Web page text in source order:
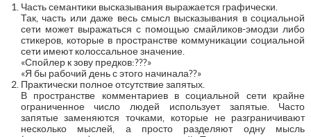
Часть семантики высказывания выражается графически.
Так, часть или даже весь смысл высказывания в социальной
сети может выражаться с помощью смайликов-эмодзи либо
стикеров, которые в пространстве коммуникации социальной
сети имеют колоссальное значение.
«Спойлер к зову предков:???»
«Я бы рабочий день с этого начинала??»
Практически полное отсутствие запятых.
В пространстве комментариев в социальной сети крайне
ограниченное число людей использует запятые. Часто
запятые заменяются точками, которые не разграничивают
несколько мыслей, а просто разделяют одну мысль